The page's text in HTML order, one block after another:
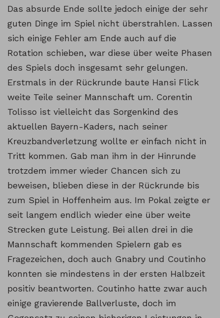
Das absurde Ende sollte jedoch einige der sehr
guten Dinge im Spiel nicht überstrahlen. Lassen
sich einige Fehler am Ende auch auf die
Rotation schieben, war diese über weite Phasen
des Spiels doch insgesamt sehr gelungen.
Erstmals in der Rückrunde baute Hansi Flick
weite Teile seiner Mannschaft um. Corentin
Tolisso ist vielleicht das Sorgenkind des
aktuellen Bayern-Kaders, nach seiner
Kreuzbandverletzung wollte er einfach nicht in
Tritt kommen. Gab man ihm in der Hinrunde
trotzdem immer wieder Chancen sich zu
beweisen, blieben diese in der Rückrunde bis
zum Spiel in Hoffenheim aus. Im Pokal zeigte er
seit langem endlich wieder eine über weite
Strecken gute Leistung. Bei allen drei in die
Mannschaft kommenden Spielern gab es
Fragezeichen, doch auch Gnabry und Coutinho
konnten sie mindestens in der ersten Halbzeit
positiv beantworten. Coutinho hatte zwar auch
einige gravierende Ballverluste, doch im